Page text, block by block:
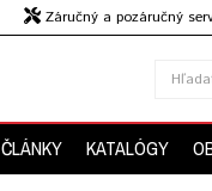
Záručný a pozáručný
ČLÁNKY KATALÓGY